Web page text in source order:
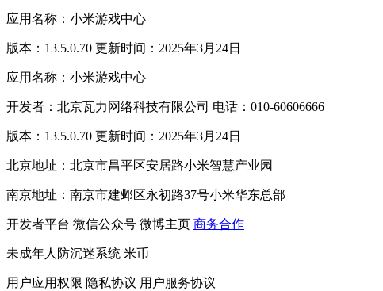
应用名称：小米游戏中心
版本：13.5.0.70 更新时间：2025年3月24日
应用名称：小米游戏中心
开发者：北京瓦力网络科技有限公司 电话：010-60606666
版本：13.5.0.70 更新时间：2025年3月24日
北京地址：北京市昌平区安居路小米智慧产业园
南京地址：南京市建邺区永初路37号小米华东总部
开发者平台 微信公众号 微博主页 商务合作
未成年人防沉迷系统 米币
用户应用权限 隐私协议 用户服务协议